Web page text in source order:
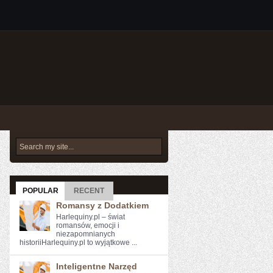
POPULAR RECENT
Romansy z Dodatkiem
Harlequiny.pl – świat
romansów, emocji i
niezapomnianych
historiiHarlequiny.pl to wyjątkowe ...
Inteligentne Narzęd